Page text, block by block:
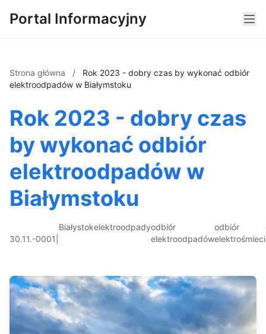
Portal Informacyjny
Strona główna /
Rok 2023 - dobry czas by wykonać odbiór
elektroodpadów w Białymstoku
Rok 2023 - dobry czas
by wykonać odbiór
elektroodpadów w
Białymstoku
30.11.-0001
Białystokelektroodpadyodbiór
elektroodpadów
odbiór
elektrośmieci